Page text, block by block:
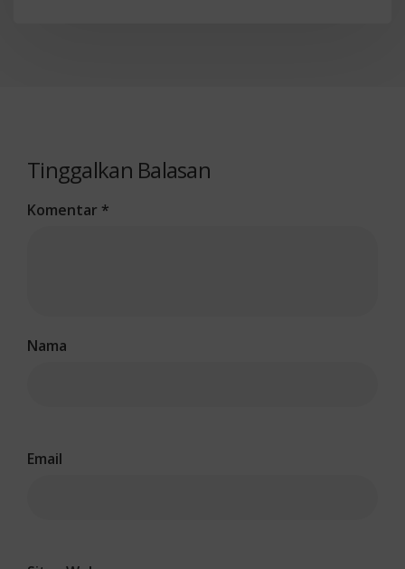
Tinggalkan Balasan
Komentar *
Nama
Email